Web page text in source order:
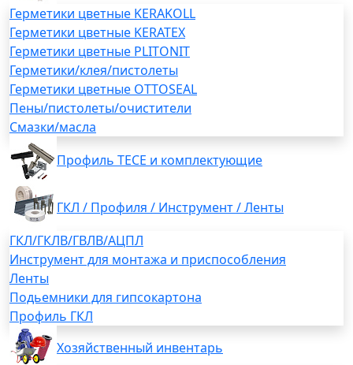
Герметики цветные KERAKOLL
Герметики цветные KERATEX
Герметики цветные PLITONIT
Герметики/клея/пистолеты
Герметики цветные OTTOSEAL
Пены/пистолеты/очистители
Смазки/масла
Профиль TECE и комплектующие
ГКЛ / Профиля / Инструмент / Ленты
ГКЛ/ГКЛВ/ГВЛВ/АЦПЛ
Инструмент для монтажа и приспособления
Ленты
Подьемники для гипсокартона
Профиль ГКЛ
Хозяйственный инвентарь